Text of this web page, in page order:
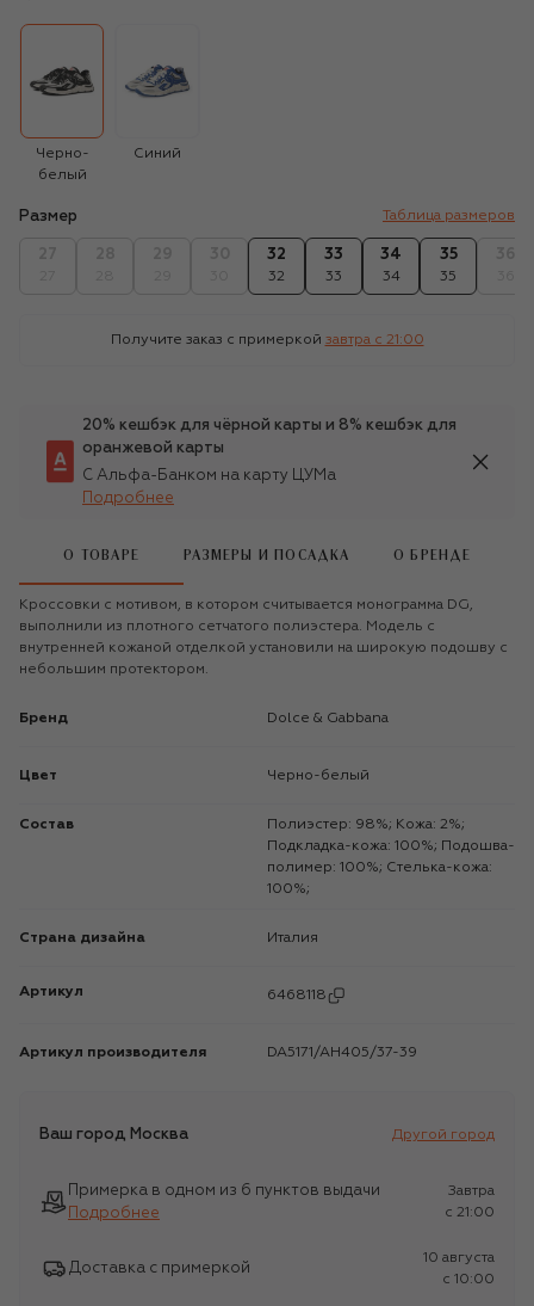
Черно-
белый
Синий
Размер Таблица размеров
32
32
33
33
34
34
35
35
Получите заказ с примеркой завтра c 21:00
20% кешбэк для чёрной карты и 8% кешбэк для
оранжевой карты
С Альфа-Банком на карту ЦУМа
Подробнее
О ТОВАРЕ РАЗМЕРЫ И ПОСАДКА О БРЕНДЕ
Кроссовки с мотивом, в котором считывается монограмма DG,
выполнили из плотного сетчатого полиэстера. Модель с
внутренней кожаной отделкой установили на широкую подошву с
небольшим протектором.
Бренд Dolce & Gabbana
Цвет Черно-белый
Состав
Полиэстер: 98%; Кожа: 2%;
Подкладка-кожа: 100%; Подошва-
полимер: 100%; Стелька-кожа:
100%;
Страна дизайна Италия
Артикул 6468118
Артикул производителя DA5171/AH405/37-39
Ваш город Москва Другой город
Примерка в одном из 6 пунктов выдачи
Подробнее
Завтра
c 21:00
Доставка с примеркой
10 августа
c 10:00